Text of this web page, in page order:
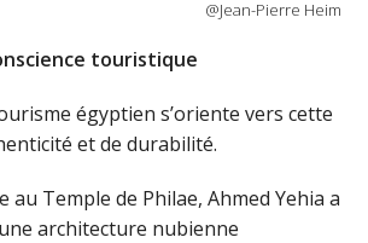
@Jean-Pierre Heim
touristique
égyptien s’oriente vers cette
et de durabilité.
au Temple de Philae, Ahmed Yehia a
architecture nubienne